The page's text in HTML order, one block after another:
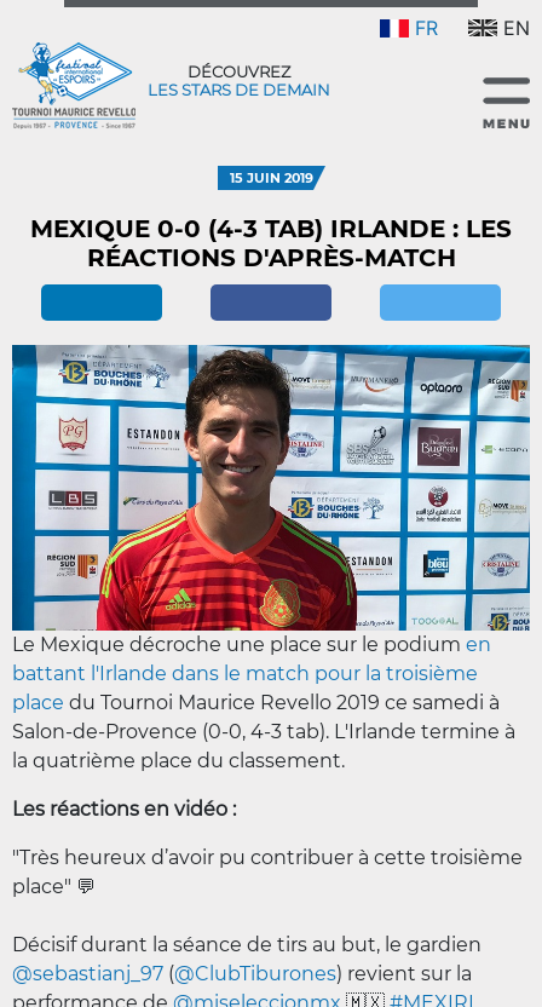
FR EN
DÉCOUVREZ
LES STARS DE DEMAIN
15 JUIN 2019
MEXIQUE 0-0 (4-3 TAB) IRLANDE : LES
RÉACTIONS D'APRÈS-MATCH
Le Mexique décroche une place sur le podium en
battant l'Irlande dans le match pour la troisième
place du Tournoi Maurice Revello 2019 ce samedi à
Salon-de-Provence (0-0, 4-3 tab). L'Irlande termine à
la quatrième place du classement.
Les réactions en vidéo :
"Très heureux d’avoir pu contribuer à cette troisième
place" 💬
Décisif durant la séance de tirs au but, le gardien
@sebastianj_97 (@ClubTiburones) revient sur la